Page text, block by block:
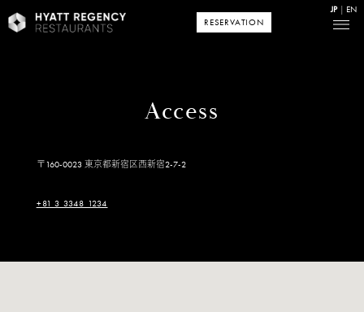
RESERVATION
JP EN
Access
〒160-0023 東京都新宿区西新宿2-7-2​
+81 3 3348 1234